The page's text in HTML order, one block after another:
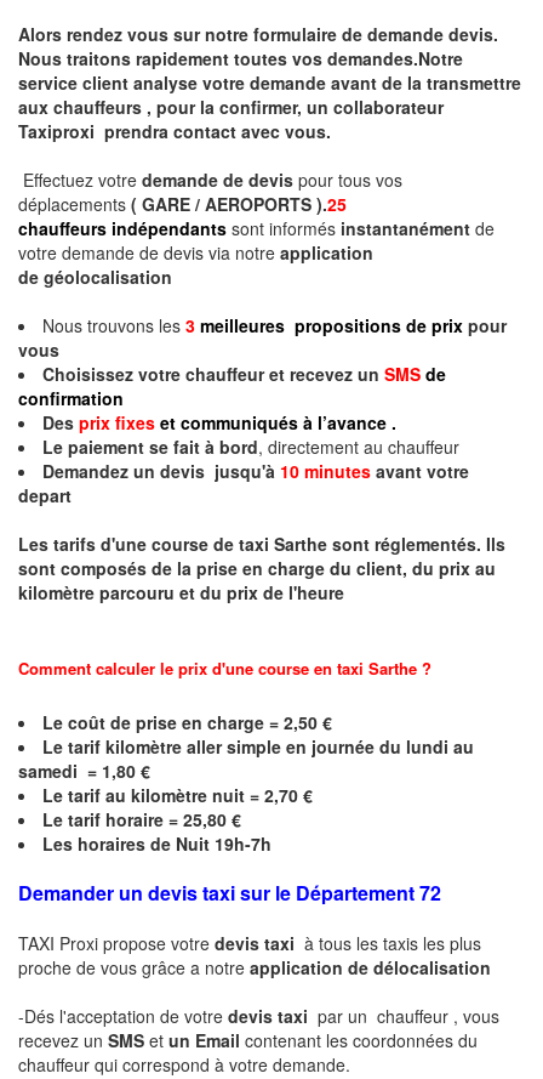
Alors rendez vous sur notre formulaire de demande devis.
Nous traitons rapidement toutes vos demandes.Notre
service client analyse votre demande avant de la transmettre
aux chauffeurs , pour la confirmer, un collaborateur
Taxiproxi prendra contact avec vous.
Effectuez votre demande de devis pour tous vos
déplacements ( GARE / AEROPORTS ).25
chauffeurs indépendants sont informés instantanément de
votre demande de devis via notre application
de géolocalisation
Nous trouvons les 3 meilleures propositions de prix pour
vous
Choisissez votre chauffeur et recevez un SMS de
confirmation
Des prix fixes et communiqués à l’avance .
Le paiement se fait à bord, directement au chauffeur
Demandez un devis jusqu'à 10 minutes avant votre
depart
Les tarifs d'une course de taxi Sarthe sont réglementés. Ils
sont composés de la prise en charge du client, du prix au
kilomètre parcouru et du prix de l'heure
Comment calculer le prix d'une course en taxi Sarthe ?
Le coût de prise en charge = 2,50 €
Le tarif kilomètre aller simple en journée du lundi au
samedi = 1,80 €
Le tarif au kilomètre nuit = 2,70 €
Le tarif horaire = 25,80 €
Les horaires de Nuit 19h-7h
Demander un devis taxi sur le Département 72
TAXI Proxi propose votre devis taxi à tous les taxis les plus
proche de vous grâce a notre application de délocalisation
-Dés l'acceptation de votre devis taxi par un chauffeur , vous
recevez un SMS et un Email contenant les coordonnées du
chauffeur qui correspond à votre demande.